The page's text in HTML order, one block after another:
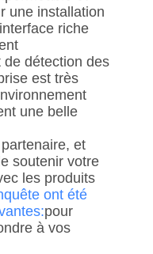
une installation
riche
de détection des
est très
une belle
et
soutenir votre
les produits
ont été
pour
à vos